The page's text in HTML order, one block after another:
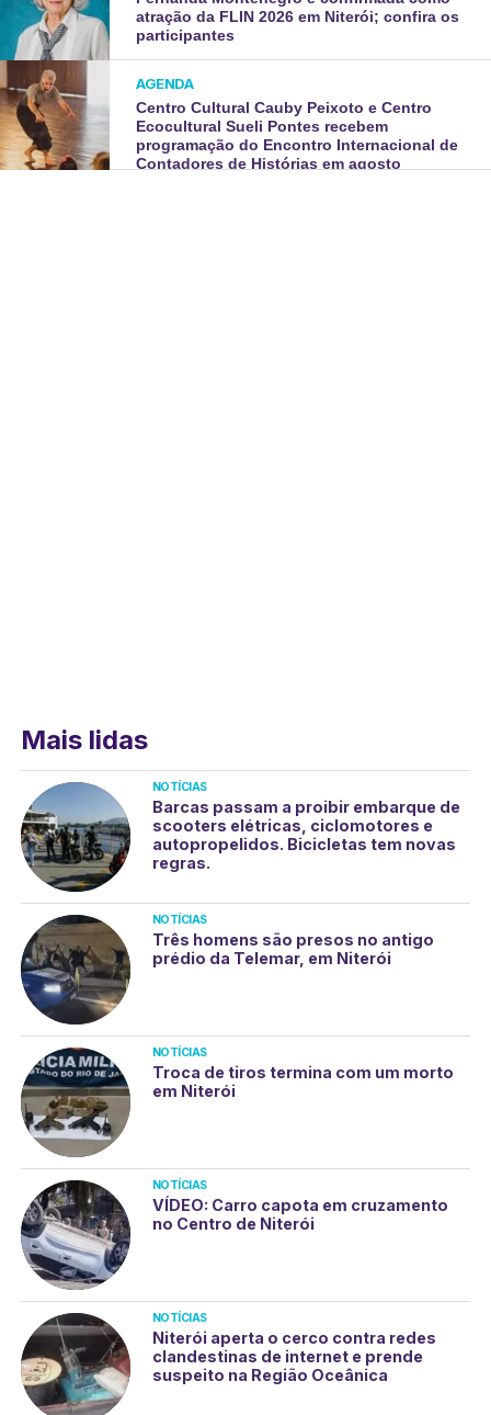
atração da FLIN 2026 em Niterói; confira os
participantes
AGENDA
Centro Cultural Cauby Peixoto e Centro
Ecocultural Sueli Pontes recebem
programação do Encontro Internacional de
Contadores de Histórias em agosto
Mais lidas
NOTÍCIAS
Barcas passam a proibir embarque de
scooters elétricas, ciclomotores e
autopropelidos. Bicicletas tem novas
regras.
NOTÍCIAS
Três homens são presos no antigo
prédio da Telemar, em Niterói
NOTÍCIAS
Troca de tiros termina com um morto
em Niterói
NOTÍCIAS
VÍDEO: Carro capota em cruzamento
no Centro de Niterói
NOTÍCIAS
Niterói aperta o cerco contra redes
clandestinas de internet e prende
suspeito na Região Oceânica